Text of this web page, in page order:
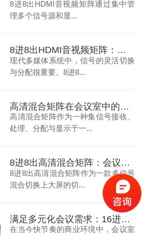
8进8出HDMI音视频矩阵通过集中管
理多个信号源和显...
8进8出HDMI音视频矩阵：打造多媒体会议室
现代多媒体系统中，信号的灵活切换
与分配很重要。8进8...
高清混合矩阵在会议室中的应用：提升效率与视觉体验的关键
高清混合矩阵作为一种集信号接收、
处理、分配与显示于一...
8进8出高清混合矩阵：会议室信号处理的优化解决方案
8进8出高清混合矩阵作为一款多信号
混合切换上大屏的切...
满足多元化会议需求：16进16出高清混合矩阵的实战应用解析
在当今快节奏的商业环境中，会议室